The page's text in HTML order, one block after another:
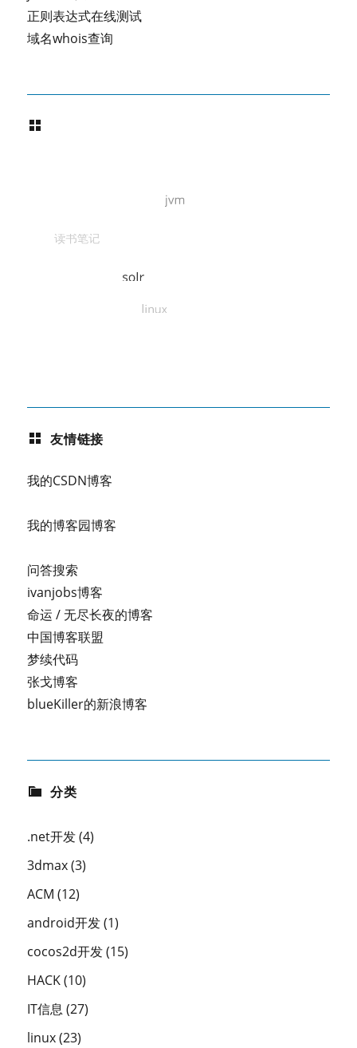
正则表达式在线测试
域名whois查询
友情链接
我的CSDN博客
我的博客园博客
问答搜索
ivanjobs博客
命运 / 无尽长夜的博客
中国博客联盟
梦续代码
张戈博客
blueKiller的新浪博客
分类
.net开发(4)
3dmax(3)
ACM (12)
android开发(1)
cocos2d开发(15)
HACK(10)
IT信息 (27)
linux(23)